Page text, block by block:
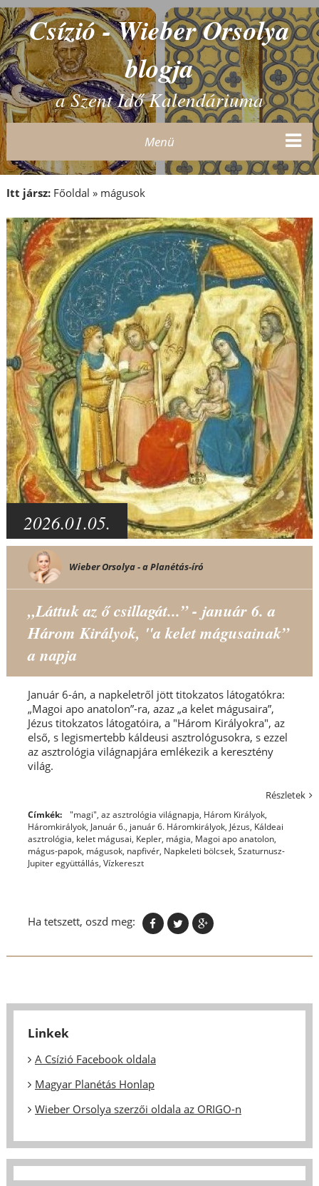
Csízió - Wieber Orsolya
blogja
a Szent Idő Kalendáriuma
Menü
Itt jársz: Főoldal » mágusok
2026.01.05.
Wieber Orsolya - a Planétás-író
„Láttuk az ő csillagát...” - január 6. a
Három Királyok, "a kelet mágusainak”
a napja
Január 6-án, a napkeletről jött titokzatos látogatókra:
„Magoi apo anatolon”-ra, azaz „a kelet mágusaira”,
Jézus titokzatos látogatóira, a "Három Királyokra", az
első, s legismertebb káldeusi asztrológusokra, s ezzel
az asztrológia világnapjára emlékezik a keresztény
világ.
Részletek
Címkék: "magi", az asztrológia világnapja, Három Királyok,
Háromkirályok, Január 6., január 6. Háromkirályok, Jézus, Káldeai
asztrológia, kelet mágusai, Kepler, mágia, Magoi apo anatolon,
mágus-papok, mágusok, napfivér, Napkeleti bölcsek, Szaturnusz-
Jupiter együttállás, Vízkereszt
Ha tetszett, oszd meg:
Linkek
A Csízió Facebook oldala
Magyar Planétás Honlap
Wieber Orsolya szerzői oldala az ORIGO-n